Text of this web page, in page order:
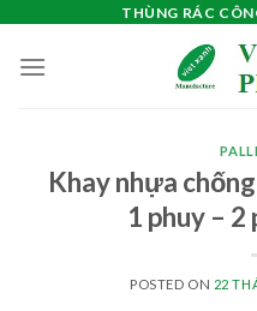
content
THÙNG RÁC
Khay nhựa
1 phuy – 2
POSTED ON 22